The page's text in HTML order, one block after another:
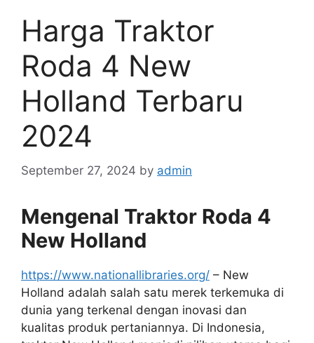
Harga Traktor
Roda 4 New
Holland Terbaru
2024
September 27, 2024 by admin
Mengenal Traktor Roda 4
New Holland
https://www.nationallibraries.org/ – New
Holland adalah salah satu merek terkemuka di
dunia yang terkenal dengan inovasi dan
kualitas produk pertaniannya. Di Indonesia,